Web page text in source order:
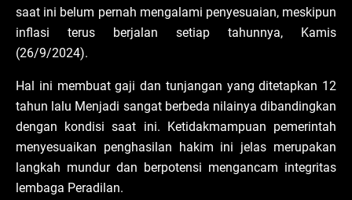
saat ini belum pernah mengalami penyesuaian, meskipun
inflasi terus berjalan setiap tahunnya, Kamis
(26/9/2024).
Hal ini membuat gaji dan tunjangan yang ditetapkan 12
tahun lalu Menjadi sangat berbeda nilainya dibandingkan
dengan kondisi saat ini. Ketidakmampuan pemerintah
menyesuaikan penghasilan hakim ini jelas merupakan
langkah mundur dan berpotensi mengancam integritas
lembaga Peradilan.